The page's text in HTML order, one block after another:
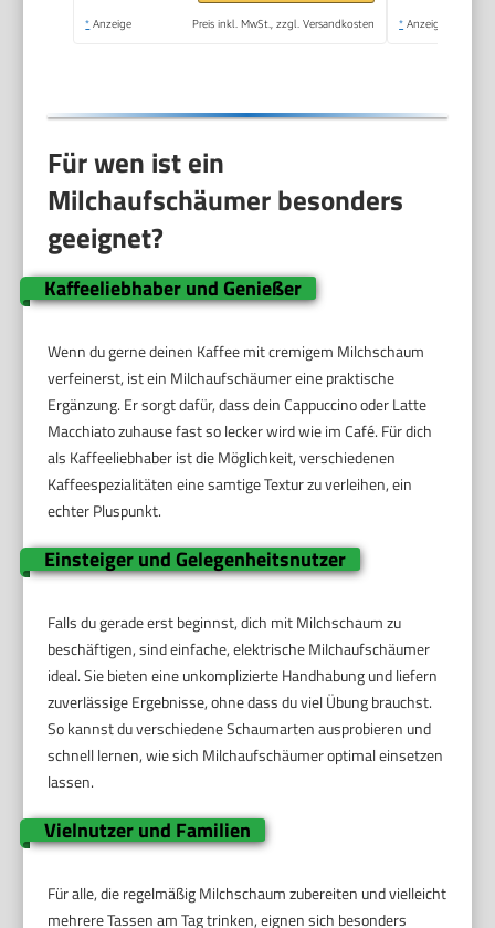
* Anzeige Preis inkl. MwSt., zzgl. Versandkosten * Anzeige
Für wen ist ein
Milchaufschäumer besonders
geeignet?
Kaffeeliebhaber und Genießer
Wenn du gerne deinen Kaffee mit cremigem Milchschaum
verfeinerst, ist ein Milchaufschäumer eine praktische
Ergänzung. Er sorgt dafür, dass dein Cappuccino oder Latte
Macchiato zuhause fast so lecker wird wie im Café. Für dich
als Kaffeeliebhaber ist die Möglichkeit, verschiedenen
Kaffeespezialitäten eine samtige Textur zu verleihen, ein
echter Pluspunkt.
Einsteiger und Gelegenheitsnutzer
Falls du gerade erst beginnst, dich mit Milchschaum zu
beschäftigen, sind einfache, elektrische Milchaufschäumer
ideal. Sie bieten eine unkomplizierte Handhabung und liefern
zuverlässige Ergebnisse, ohne dass du viel Übung brauchst.
So kannst du verschiedene Schaumarten ausprobieren und
schnell lernen, wie sich Milchaufschäumer optimal einsetzen
lassen.
Vielnutzer und Familien
Für alle, die regelmäßig Milchschaum zubereiten und vielleicht
mehrere Tassen am Tag trinken, eignen sich besonders